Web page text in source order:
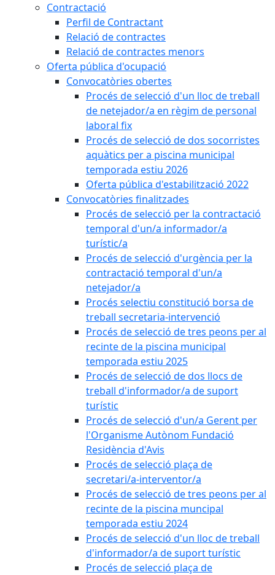
Contractació
Perfil de Contractant
Relació de contractes
Relació de contractes menors
Oferta pública d'ocupació
Convocatòries obertes
Procés de selecció d'un lloc de treball
de netejador/a en règim de personal
laboral fix
Procés de selecció de dos socorristes
aquàtics per a piscina municipal
temporada estiu 2026
Oferta pública d'estabilització 2022
Convocatòries finalitzades
Procés de selecció per la contractació
temporal d'un/a informador/a
turístic/a
Procés de selecció d'urgència per la
contractació temporal d'un/a
netejador/a
Procés selectiu constitució borsa de
treball secretaria-intervenció
Procés de selecció de tres peons per al
recinte de la piscina municipal
temporada estiu 2025
Procés de selecció de dos llocs de
treball d'informador/a de suport
turístic
Procés de selecció d'un/a Gerent per
l'Organisme Autònom Fundació
Residència d'Avis
Procés de selecció plaça de
secretari/a-interventor/a
Procés de selecció de tres peons per al
recinte de la piscina muncipal
temporada estiu 2024
Procés de selecció d'un lloc de treball
d'informador/a de suport turístic
Procés de selecció plaça de